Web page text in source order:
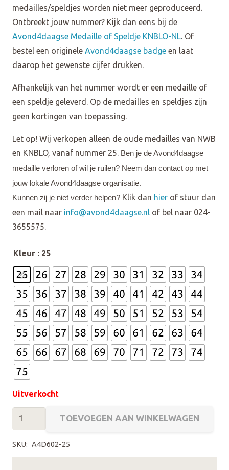
medailles/speldjes worden niet meer geproduceerd.
Ontbreekt jouw nummer? Kijk dan eens bij de
Avond4daagse Medaille of Speldje KNBLO-NL
. Of
bestel een originele Avond4daagse badge en laat
daarop het gewenste cijfer drukken.
Afhankelijk van het nummer wordt er een medaille of
een speldje geleverd. Op de medailles en speldjes zijn
geen kortingen van toepassing.
Let op! Wij verkopen alleen de oude medailles van NWB
en KNBLO, vanaf nummer 25. Ben je de Avond4daagse
medaille verloren of wil je ruilen? Neem dan contact op met
jouw lokale Avond4daagse organisatie.
Kunnen zij je niet verder helpen? Klik dan hier of stuur dan
een mail naar info@avond4daagse.nl of bel naar 024-
3655575.
Kleur : 25
Uitverkocht
Avond4daagse
Medaille
of
Speldje
TOEVOEGEN AAN WINKELWAGEN
SKU: A4D602-25